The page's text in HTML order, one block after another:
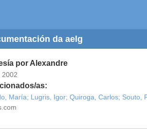
da aelg
por Alexandre
2002
as:
María; Lugris, Igor; Quiroga, Carlos; Souto,